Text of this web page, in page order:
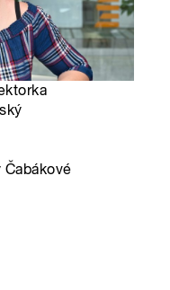
Čabákové